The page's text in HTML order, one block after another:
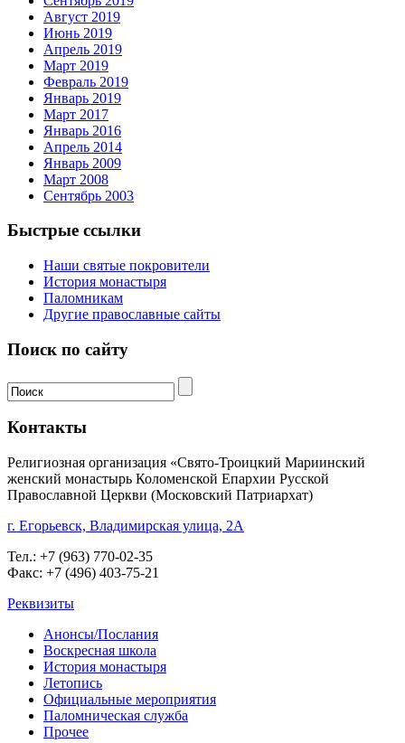
Август 2019
Июнь 2019
Апрель 2019
Март 2019
Февраль 2019
Январь 2019
Март 2017
Январь 2016
Апрель 2014
Январь 2009
Март 2008
Сентябрь 2003
Быстрые ссылки
Наши святые покровители
История монастыря
Паломникам
Другие православные сайты
Поиск по сайту
Контакты
Религиозная организация «Свято-Троицкий Мариинский
женский монастырь Коломенской Епархии Русской
Православной Церкви (Московский Патриархат)
г. Егорьевск, Владимирская улица, 2А
Тел.: +7 (963) 770-02-35
Факс: +7 (496) 403-75-21
Реквизиты
Анонсы/Послания
Воскресная школа
История монастыря
Летопись
Официальные мероприятия
Паломническая служба
Прочее